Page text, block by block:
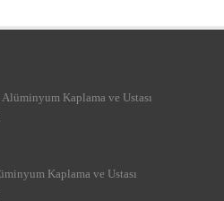
Kaplama ve Ustası
Kaplama ve Ustası